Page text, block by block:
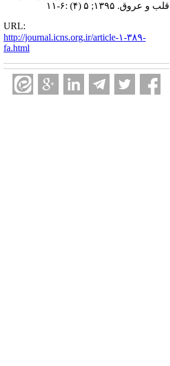
قلب و عروق. ۱۳۹۵; ۵ (۴) :۶-۱۱
URL:
http://journal.icns.org.ir/article-۱-۳۸۹-
fa.html